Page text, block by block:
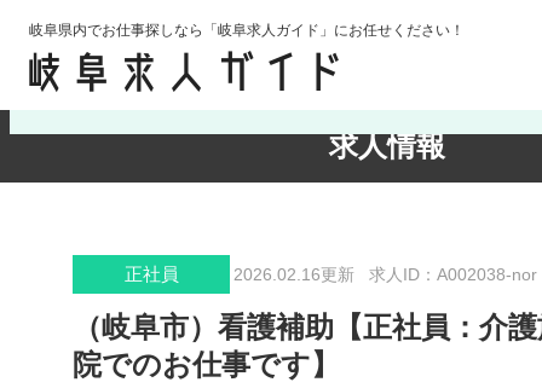
岐阜県内でお仕事探しなら「岐阜求人ガイド」にお任せください！
求人情報
検索条件の確認・変更
正社員 2026.02.16更新 求人ID：A002038-nor
（岐阜市）看護補助【正社員：介
院でのお仕事です】